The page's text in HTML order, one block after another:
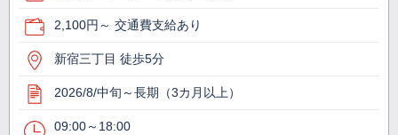
2,100円～ 交通費支給あり
新宿三丁目 徒歩5分
2026/8/中旬～長期（3カ月以上）
09:00～18:00